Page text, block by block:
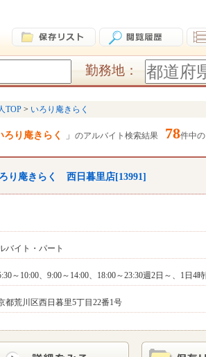
勤務地：
TOP いろり庵きらく
ろり庵きらく のアルバイト検索結果 78件中の
り庵きらく 西日暮里店[13991]
バイト・パート
～10:00、9:00～14:00、18:00～23:30週2日～、1日
都荒川区西日暮里5丁目22番1号